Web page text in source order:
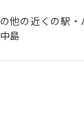
他の近くの駅・
島